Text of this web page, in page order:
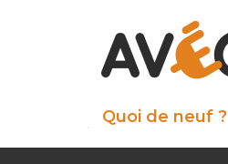
Quoi de neuf ?